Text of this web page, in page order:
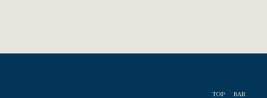
TOP BAR